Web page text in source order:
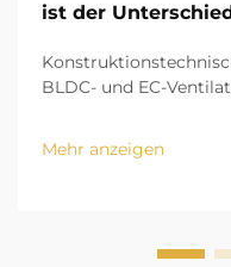
ist der
BLDC- und EC-
Kupferwicklungen ist
Mehr anzeigen